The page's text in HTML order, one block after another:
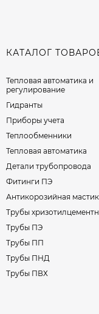
КАТАЛОГ
Тепловая автоматика и
регулирование
Гидранты
Приборы учета
Теплообменники
Тепловая автоматика
Детали трубопровода
Фитинги ПЭ
Антикорозийная
Трубы
Трубы ПЭ
Трубы ПП
Трубы ПНД
Трубы ПВХ